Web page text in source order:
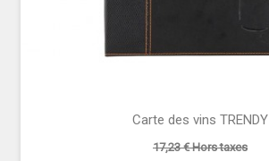
Carte des vins TRENDY
17,23 € Hors taxes